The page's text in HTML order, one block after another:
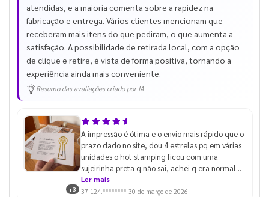
atendidas, e a maioria comenta sobre a rapidez na
fabricação e entrega. Vários clientes mencionam que
receberam mais itens do que pediram, o que aumenta a
satisfação. A possibilidade de retirada local, com a opção
de clique e retire, é vista de forma positiva, tornando a
experiência ainda mais conveniente.
Resumo das avaliações criado por IA
+3
A impressão é ótima e o envio mais rápido que o
prazo dado no site, dou 4 estrelas pq em várias
unidades o hot stamping ficou com uma
sujeirinha preta q não sai, achei q era normal
até pegar algumas unidades que estava
perfeito
Ler mais
37.124.******** 30 de março de 2026